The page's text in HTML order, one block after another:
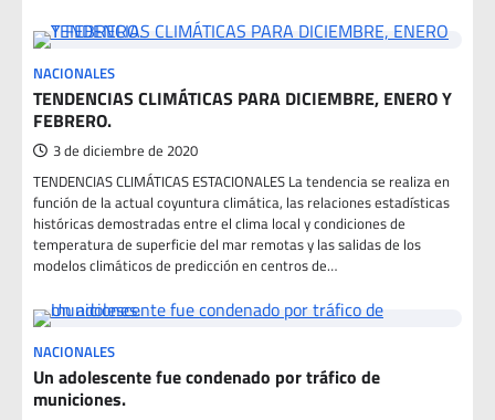
NACIONALES
TENDENCIAS CLIMÁTICAS PARA DICIEMBRE, ENERO Y
FEBRERO.
3 de diciembre de 2020
TENDENCIAS CLIMÁTICAS ESTACIONALES La tendencia se realiza en
función de la actual coyuntura climática, las relaciones estadísticas
históricas demostradas entre el clima local y condiciones de
temperatura de superficie del mar remotas y las salidas de los
modelos climáticos de predicción en centros de…
NACIONALES
Un adolescente fue condenado por tráfico de
municiones.